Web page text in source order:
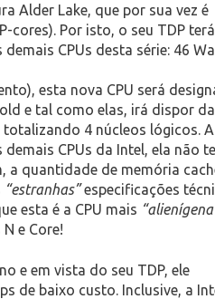
Alder Lake, que por sua vez é
cores). Por isto, o seu TDP
CPUs desta série: 46
esta nova CPU será
e tal como elas, irá dispor da
4 núcleos lógicos.
CPUs da Intel, ela não
quantidade de memória
“estranhas”especificações
esta é a CPU mais
e Core!
e em vista do seu TDP, ele
de baixo custo. Inclusive, a